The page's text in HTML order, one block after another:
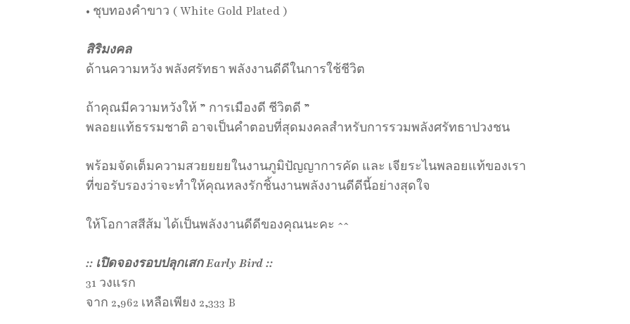
• ชุบทองคำขาว ( White Gold Plated )
สิริมงคล
ด้านความหวัง พลังศรัทธา พลังงานดีดีในการใช้ชีวิต
ถ้าคุณมีความหวังให้ ” การเมืองดี ชีวิตดี ”
พลอยแท้ธรรมชาติ อาจเป็นคำตอบที่สุดมงคลสำหรับการรวมพลังศรัทธาปวงชน
พร้อมจัดเต็มความสวยยยยในงานภูมิปัญญาการคัด และ เจียระไนพลอยแท้ของเรา
ที่ขอรับรองว่าจะทำให้คุณหลงรักชิ้นงานพลังงานดีดีนี้อย่างสุดใจ
ให้โอกาสสีส้ม ได้เป็นพลังงานดีดีของคุณนะคะ ^^
:: เปิดจองรอบปลุกเสก Early Bird ::
31 วงแรก
จาก 2,962 เหลือเพียง 2,333 B